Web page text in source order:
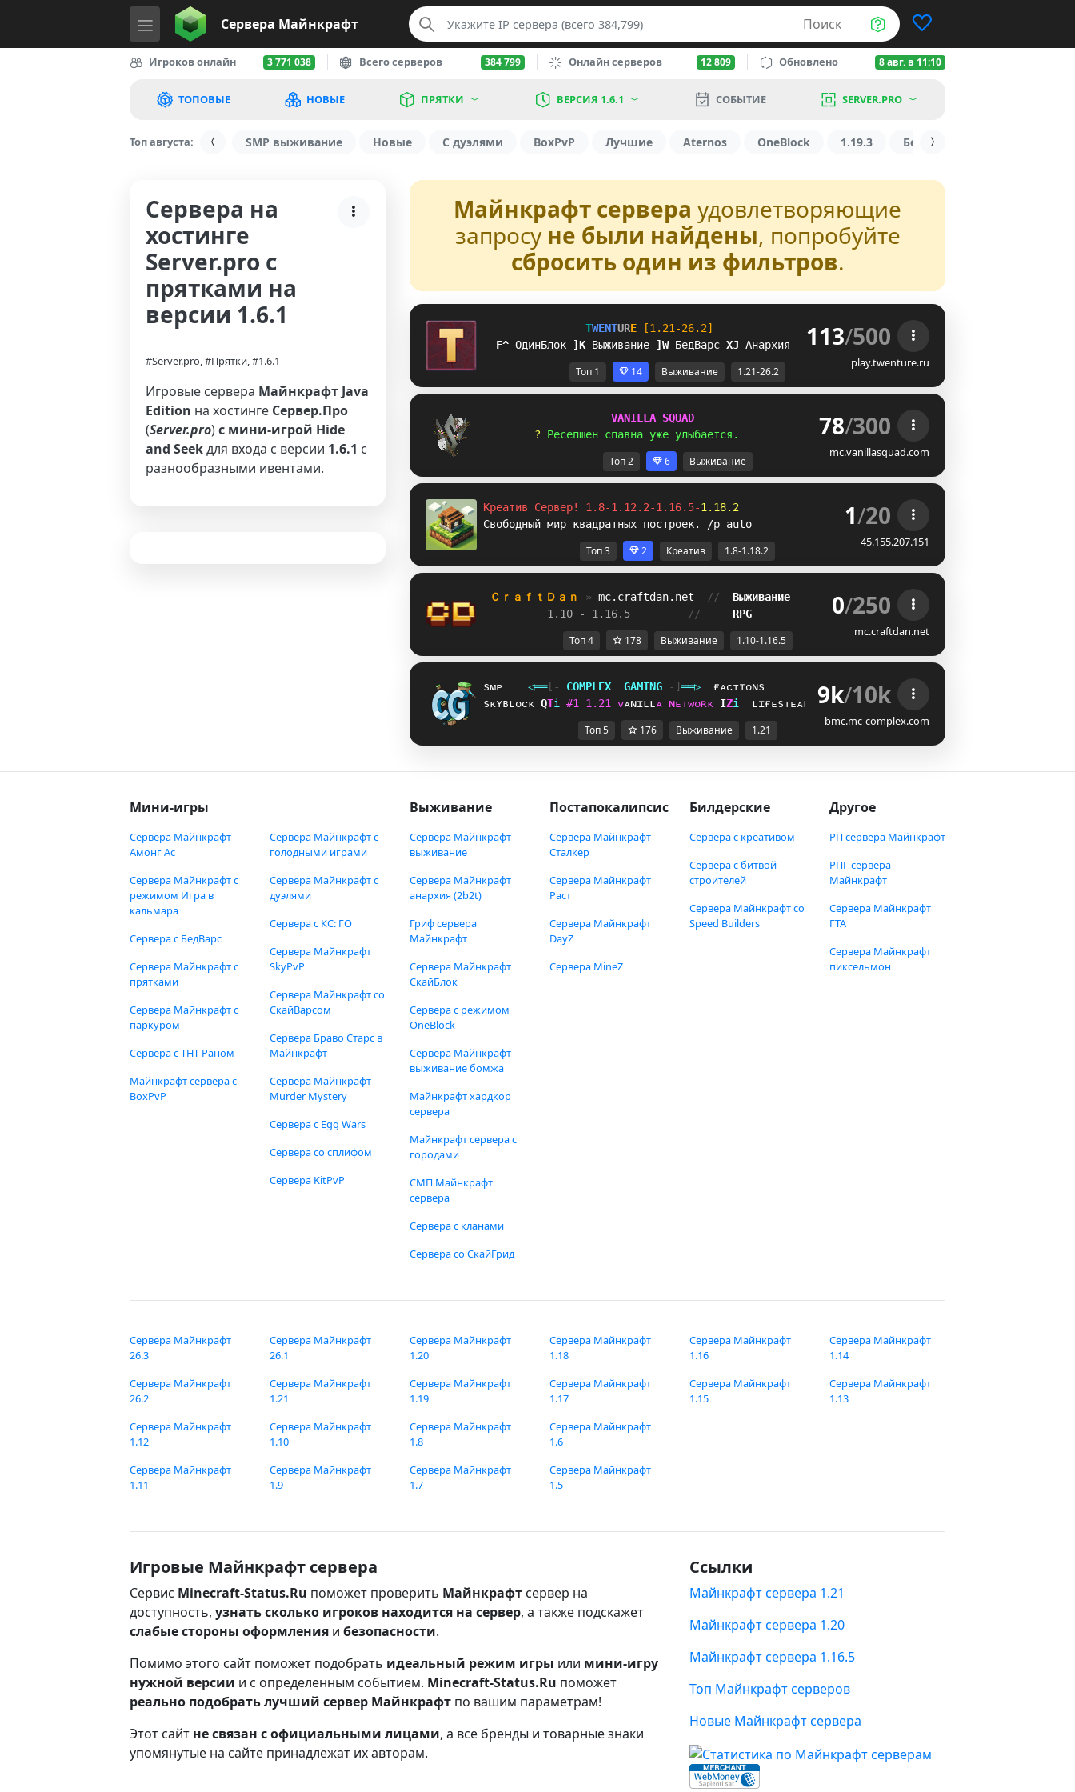
Сервера Майнкрафт Поиск
Игроков онлайн 3 771 038 Всего серверов 384 799 Онлайн серверов 12 809 Обновлено 8 авг. в 11:10
ТОПОВЫЕ НОВЫЕ ПРЯТКИ ВЕРСИЯ 1.6.1 СОБЫТИЕ SERVER.PRO
Топ августа: SMP выживание Новые С дуэлями BoxPvP Лучшие Aternos OneBlock 1.19.3 БедВарс
Сервера на
хостинге
Server.pro с
прятками на
версии 1.6.1
#Server.pro, #Прятки, #1.6.1
Игровые сервера Майнкрафт Java
Edition на хостинге Сервер.Про
(Server.pro)с мини-игрой Hide
and Seekдля входа с версии 1.6.1 с
разнообразными ивентами.
Майнкрафт сервера удовлетворяющие
запросу не были найдены, попробуйте
сбросить один из фильтров.
TWENTURE
[1.21-26.2]
LT ОдинБлок H J Выживание E ] БедВарс KG Анархия 113/500
play.twenture.ru
Топ 1 14 Выживание 1.21-26.2
VANIL L A SQUAD
? Ресепшен спавна уже улыбается . 78/300
mc.vanillasquad.com
Топ 2 6 Выживание
Креатив Сервер! 1.8-1.12.2-1.16.5-1.18.2
Свободный мир квадратных построек. /p auto
1/20
45.155.207.151
Топ 3 2 Креатив 1.8-1.18.2
ＣｒａｆｔＤａｎ » mc.craftdan.net // Выживание
1.10 - 1.16.5
// RPG 0/250
mc.craftdan.net
Топ 4 178 Выживание 1.10-1.16.5
sᴍᴘ ◁══[‐ COMPL EX GAMING ‐]══▷
ғᴀᴄᴛɪᴏɴs
sᴋʏʙʟᴏᴄᴋ WOi #1 1 . 21 ᴠᴀɴɪʟʟᴀ ɴᴇᴛᴡᴏʀᴋ \Fi ʟɪғᴇsᴛᴇᴀʟ 9k/10k
bmc.mc-complex.com
Топ 5 176 Выживание 1.21
Мини-игры
Сервера Майнкрафт
Амонг Ас
Сервера Майнкрафт с
режимом Игра в
кальмара
Сервера с БедВарс
Сервера Майнкрафт с
прятками
Сервера Майнкрафт с
паркуром
Сервера с ТНТ Раном
Майнкрафт сервера с
BoxPvP
Сервера Майнкрафт с
голодными играми
Сервера Майнкрафт с
дуэлями
Сервера с КС: ГО
Сервера Майнкрафт
SkyPvP
Сервера Майнкрафт со
СкайВарсом
Сервера Браво Старс в
Майнкрафт
Сервера Майнкрафт
Murder Mystery
Сервера с Egg Wars
Сервера со сплифом
Сервера KitPvP
Выживание
Сервера Майнкрафт
выживание
Сервера Майнкрафт
анархия (2b2t)
Гриф сервера
Майнкрафт
Сервера Майнкрафт
СкайБлок
Сервера с режимом
OneBlock
Сервера Майнкрафт
выживание бомжа
Майнкрафт хардкор
сервера
Майнкрафт сервера с
городами
СМП Майнкрафт
сервера
Сервера с кланами
Сервера со СкайГрид
Постапокалипсис
Сервера Майнкрафт
Сталкер
Сервера Майнкрафт
Раст
Сервера Майнкрафт
DayZ
Сервера MineZ
Билдерские
Сервера с креативом
Сервера с битвой
строителей
Сервера Майнкрафт со
Speed Builders
Другое
РП сервера Майнкрафт
РПГ сервера
Майнкрафт
Сервера Майнкрафт
ГТА
Сервера Майнкрафт
пиксельмон
Сервера Майнкрафт
26.3
Сервера Майнкрафт
26.2
Сервера Майнкрафт
26.1
Сервера Майнкрафт
1.21
Сервера Майнкрафт
1.20
Сервера Майнкрафт
1.19
Сервера Майнкрафт
1.18
Сервера Майнкрафт
1.17
Сервера Майнкрафт
1.16
Сервера Майнкрафт
1.15
Сервера Майнкрафт
1.14
Сервера Майнкрафт
1.13
Сервера Майнкрафт
1.12
Сервера Майнкрафт
1.11
Сервера Майнкрафт
1.10
Сервера Майнкрафт
1.9
Сервера Майнкрафт
1.8
Сервера Майнкрафт
1.7
Сервера Майнкрафт
1.6
Сервера Майнкрафт
1.5
Игровые Майнкрафт сервера
Сервис Minecraft-Status.Ru поможет проверить Майнкрафт сервер на
доступность, узнать сколько игроков находится на сервер, а также подскажет
слабые стороны оформления и безопасности.
Помимо этого сайт поможет подобрать идеальный режим игры или мини-игру
нужной версии и с определенным событием. Minecraft-Status.Ru поможет
реально подобрать лучший сервер Майнкрафт по вашим параметрам!
Этот сайт не связан с официальными лицами, а все бренды и товарные знаки
упомянутые на сайте принадлежат их авторам.
Ссылки
Майнкрафт сервера 1.21
Майнкрафт сервера 1.20
Майнкрафт сервера 1.16.5
Топ Майнкрафт серверов
Новые Майнкрафт сервера